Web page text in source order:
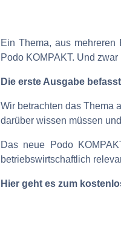
Ein Thema, aus
Podo KOMPAKT. Und zwar
Die erste Ausgabe
Wir betrachten das Thema
darüber wissen müssen
Das neue Podo
betriebswirtschaftlich
Hier geht es zum